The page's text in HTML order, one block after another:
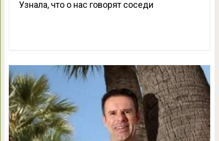
Узнала, что о нас говорят соседи